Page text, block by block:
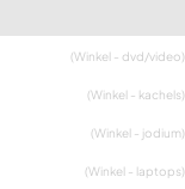
(Winkel - dvd/video)
(Winkel - kachels)
(Winkel - jodium)
(Winkel - laptops)